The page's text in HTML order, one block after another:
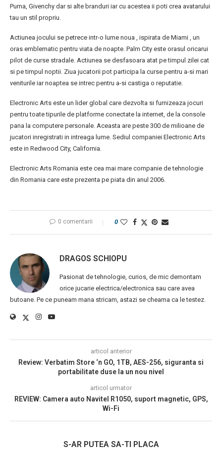
Puma, Givenchy dar si alte branduri iar cu acestea ii poti crea avatarului
tau un stil propriu.
Actiunea jocului se petrece intr-o lume noua , ispirata de Miami , un
oras emblematic pentru viata de noapte. Palm City este orasul oricarui
pilot de curse stradale. Actiunea se desfasoara atat pe timpul zilei cat
si pe timpul noptii. Ziua jucatorii pot participa la curse pentru a-si mari
veniturile iar noaptea se intrec pentru a-si castiga o reputatie.
Electronic Arts este un lider global care dezvolta si furnizeaza jocuri
pentru toate tipurile de platforme conectate la internet, de la console
pana la computere personale. Aceasta are peste 300 de milioane de
jucatori inregistrati in intreaga lume. Sediul companiei Electronic Arts
este in Redwood City, California.
Electronic Arts Romania este cea mai mare companie de tehnologie
din Romania care este prezenta pe piata din anul 2006.
0 comentarii 0
DRAGOS SCHIOPU
Pasionat de tehnologie, curios, de mic demontam
orice jucarie electrica/electronica sau care avea
butoane. Pe ce puneam mana stricam, astazi se cheama ca le testez.
articol anterior
Review: Verbatim Store ‘n GO, 1TB, AES-256, siguranta si
portabilitate duse la un nou nivel
articol urmator
REVIEW: Camera auto Navitel R1050, suport magnetic, GPS,
Wi-Fi
S-AR PUTEA SA-TI PLACA